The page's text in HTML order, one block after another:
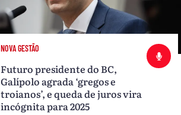
NOVA GESTÃO
Futuro presidente do BC,
Galípolo agrada ‘gregos e
troianos’, e queda de juros vira
incógnita para 2025